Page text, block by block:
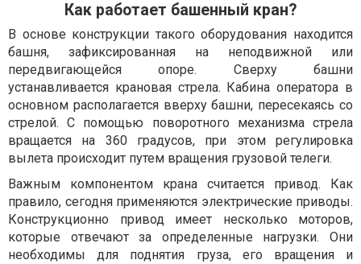
Как работает башенный кран?
В основе конструкции такого оборудования находится
башня, зафиксированная на неподвижной или
передвигающейся опоре. Сверху башни
устанавливается крановая стрела. Кабина оператора в
основном располагается вверху башни, пересекаясь со
стрелой. С помощью поворотного механизма стрела
вращается на 360 градусов, при этом регулировка
вылета происходит путем вращения грузовой телеги.
Важным компонентом крана считается привод. Как
правило, сегодня применяются электрические приводы.
Конструкционно привод имеет несколько моторов,
которые отвечают за определенные нагрузки. Они
необходимы для поднятия груза, его вращения и